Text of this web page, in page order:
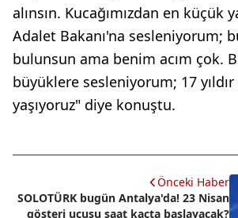
alınsın. Kucağımızdan en küçük
Adalet Bakanı'na sesleniyorum;
bulunsun ama benim acım çok.
büyüklere sesleniyorum; 17
yaşıyoruz" diye konuştu.
Önceki Haber
SOLOTÜRK bugün Antalya'da! 23 Nisan
gösteri uçuşu saat kaçta başlayacak?